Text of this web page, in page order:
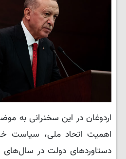
اردوغان در این سخنرانی به
اهمیت اتحاد ملی، سیاست
دستاوردهای دولت در سال‌های